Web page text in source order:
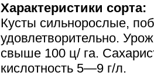
Характеристики сорта:
Кусты сильнорослые,
удовлетворительно.
свыше 100 ц/ га.
кислотность 5—9 г/л.